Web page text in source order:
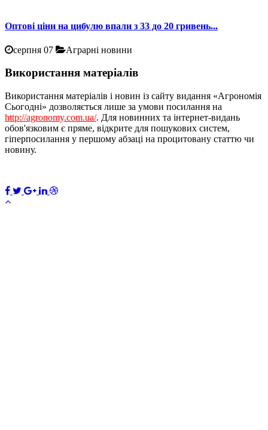
Оптові ціни на цибулю впали з 33 до 20 гривень...
серпня 07 Аграрні новини
Використання матеріалів
Використання матеріалів і новин із сайту видання «Агрономія
Сьогодні» дозволяється лише за умови посилання на
http://agronomy.com.ua/. Для новинних та інтернет-видань
обов'язковим є пряме, відкрите для пошукових систем,
гіперпосилання у першому абзаці на процитовану статтю чи
новину.